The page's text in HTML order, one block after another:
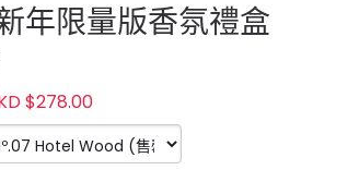
年限量版香氛禮盒
$278.00